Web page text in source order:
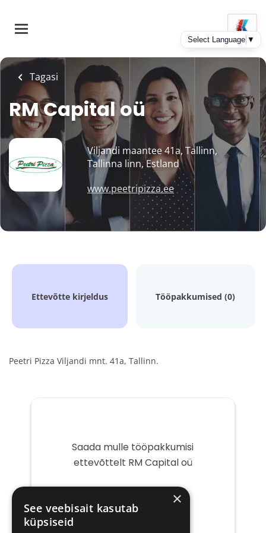
main
Tagasi
RM Capital oü
Viljandi maantee 41a, Tallinn,
Tallinna linn, Estland
www.peetripizza.ee
Ettevõtte kirjeldus Tööpakkumised (0)
Peetri Pizza Viljandi mnt. 41a, Tallinn.
Saada mulle tööpakkumisi
ettevõttelt RM Capital oü
post
×
See veebisait kasutab
küpsiseid